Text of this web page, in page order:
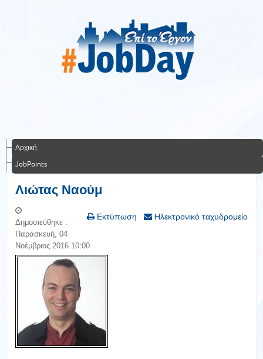
Αρχική
JobPoints
Λιώτας Ναούμ
Εκτύπωση Ηλεκτρονικό ταχυδρομείο
Δημοσιεύθηκε :
Παρασκευή, 04
Νοέμβριος 2016 10:00